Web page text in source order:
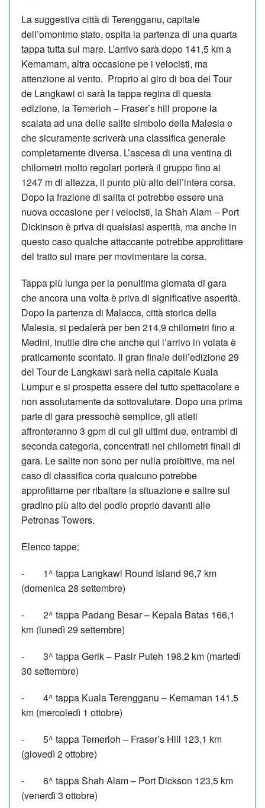
La suggestiva città di Terengganu, capitale
dell’omonimo stato, ospita la partenza di una quarta
tappa tutta sul mare. L’arrivo sarà dopo 141,5 km a
Kemamam, altra occasione pe i velocisti, ma
attenzione al vento. Proprio al giro di boa del Tour
de Langkawi ci sarà la tappa regina di questa
edizione, la Temerloh – Fraser’s hill propone la
scalata ad una delle salite simbolo della Malesia e
che sicuramente scriverà una classifica generale
completamente diversa. L’ascesa di una ventina di
chilometri molto regolari porterà il gruppo fino ai
1247 m di altezza, il punto più alto dell’intera corsa.
Dopo la frazione di salita ci potrebbe essere una
nuova occasione per i velocisti, la Shah Alam – Port
Dickinson è priva di qualsiasi asperità, ma anche in
questo caso qualche attaccante potrebbe approfittare
del tratto sul mare per movimentare la corsa.
Tappa più lunga per la penultima giornata di gara
che ancora una volta è priva di significative asperità.
Dopo la partenza di Malacca, città storica della
Malesia, si pedalerà per ben 214,9 chilometri fino a
Medini, inutile dire che anche qui l’arrivo in volata è
praticamente scontato. Il gran finale dell’edizione 29
del Tour de Langkawi sarà nella capitale Kuala
Lumpur e si prospetta essere del tutto spettacolare e
non assolutamente da sottovalutare. Dopo una prima
parte di gara pressochè semplice, gli atleti
affronteranno 3 gpm di cui gli ultimi due, entrambi di
seconda categoria, concentrati nei chilometri finali di
gara. Le salite non sono per nulla proibitive, ma nel
caso di classifica corta qualcuno potrebbe
approfittarne per ribaltare la situazione e salire sul
gradino più alto del podio proprio davanti alle
Petronas Towers.
Elenco tappe:
- 1^ tappa Langkawi Round Island 96,7 km
(domenica 28 settembre)
- 2^ tappa Padang Besar – Kepala Batas 166,1
km (lunedì 29 settembre)
- 3^ tappa Gerik – Pasir Puteh 198,2 km (martedì
30 settembre)
- 4^ tappa Kuala Terengganu – Kemaman 141,5
km (mercoledì 1 ottobre)
- 5^ tappa Temerloh – Fraser’s Hill 123,1 km
(giovedì 2 ottobre)
- 6^ tappa Shah Alam – Port Dickson 123,5 km
(venerdì 3 ottobre)